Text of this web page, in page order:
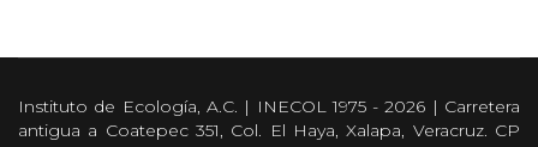
Instituto de Ecología, A.C. | INECOL 1975 - 2026 | Carretera
antigua a Coatepec 351, Col. El Haya, Xalapa, Veracruz. CP